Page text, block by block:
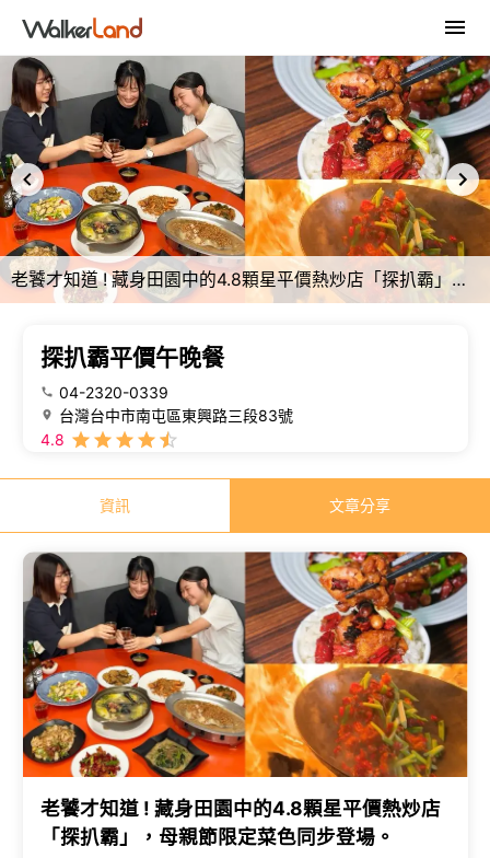
老饕才知道 ! 藏身田園中的4.8顆星平價熱炒店「探扒霸」，母親節限定菜色同步登場。
探扒霸平價午晚餐
04-2320-0339
台灣台中市南屯區東興路三段83號
4.8
資訊 文章分享
老饕才知道 ! 藏身田園中的4.8顆星平價熱炒店
「探扒霸」，母親節限定菜色同步登場。